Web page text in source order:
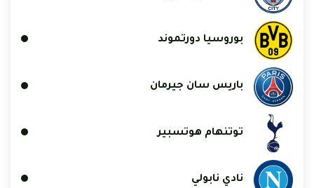
بوروسيا دورتموند
باريس سان جيرمان
توتنهام هوتسبير
نادي نابولي